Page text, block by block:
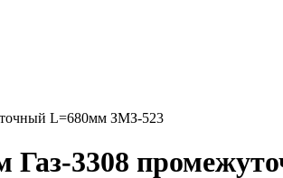
L=680мм ЗМЗ-523
Газ-3308